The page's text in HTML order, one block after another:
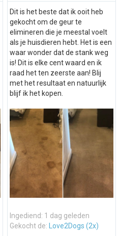
Dit is het beste dat ik ooit heb
gekocht om de geur te
elimineren die je meestal voelt
als je huisdieren hebt. Het is een
waar wonder dat de stank weg
is! Dit is elke cent waard en ik
raad het ten zeerste aan! Blij
met het resultaat en natuurlijk
blijf ik het kopen.
Ingediend: 1 dag geleden
Gekocht de:
Love2Dogs (2x)